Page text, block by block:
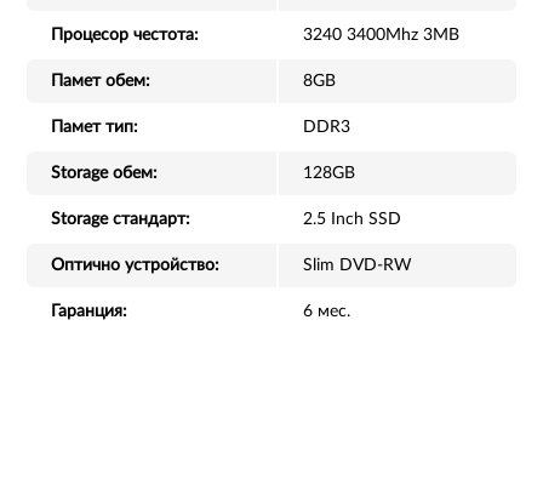
Процесор честота: 3240 3400Mhz 3MB
Памет обем: 8GB
Памет тип: DDR3
Storage обем: 128GB
Storage стандарт: 2.5 Inch SSD
Оптично устройство: Slim DVD-RW
Гаранция: 6 мес.